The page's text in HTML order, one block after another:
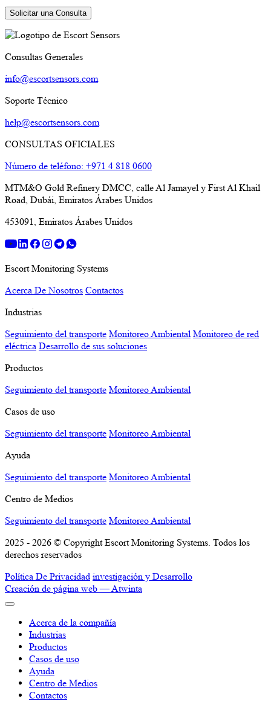
Consultas Generales
info@escortsensors.com
Soporte Técnico
help@escortsensors.com
CONSULTAS OFICIALES
Número de teléfono: +971 4 818 0600
MTM&O Gold Refinery DMCC, calle Al Jamayel y First Al Khail
Road, Dubái, Emiratos Árabes Unidos
453091, Emiratos Árabes Unidos
Escort Monitoring Systems
Acerca De Nosotros Contactos
Industrias
Seguimiento del transporte Monitoreo Ambiental Monitoreo de red
eléctrica Desarrollo de sus soluciones
Productos
Seguimiento del transporte Monitoreo Ambiental
Casos de uso
Seguimiento del transporte Monitoreo Ambiental
Ayuda
Seguimiento del transporte Monitoreo Ambiental
Centro de Medios
Seguimiento del transporte Monitoreo Ambiental
2025 - 2026 © Copyright Escort Monitoring Systems. Todos los
derechos reservados
Política De Privacidad investigación y Desarrollo
Creación de página web —Atwinta
Acerca de la compañía
Industrias
Productos
Casos de uso
Ayuda
Centro de Medios
Contactos